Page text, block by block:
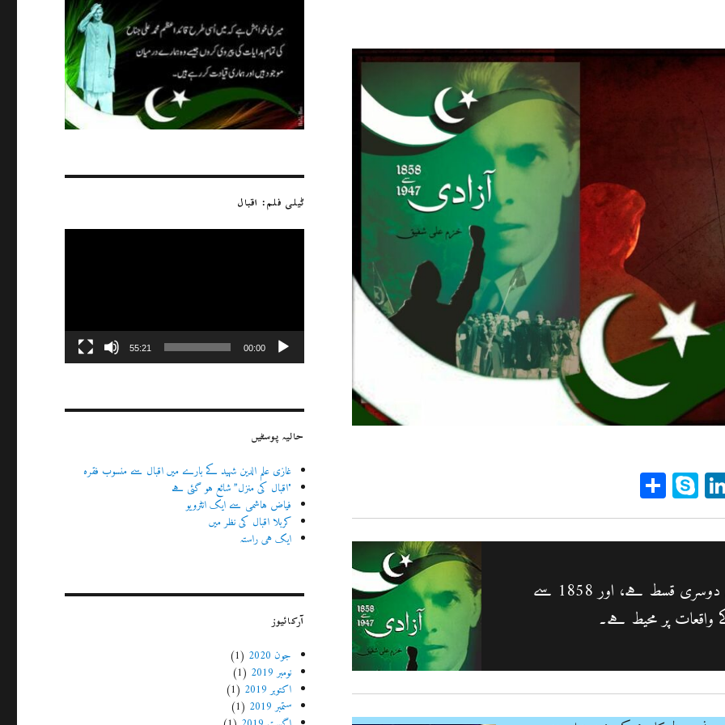
Li
n
ke
n
Sk
yp
e
Sh
ar
e
” کی دوسری قسط ہے، اور 1858 سے
ٹیلی فلم: اقبال
00:00
55:21
حالیہ پوسٹیں
غازی علم الدین شہید کے بارے میں اقبال سے منسوب فقرہ
"اقبال کی منزل” شائع ہو گئی ہے
فیاض ہاشمی سے ایک انٹرویو
کربلا اقبال کی نظر میں
ایک ہی راستہ
آرکائیوز
جون 2020
(1)
نومبر 2019
(1)
اکتوبر 2019
(1)
ستمبر 2019
(1)